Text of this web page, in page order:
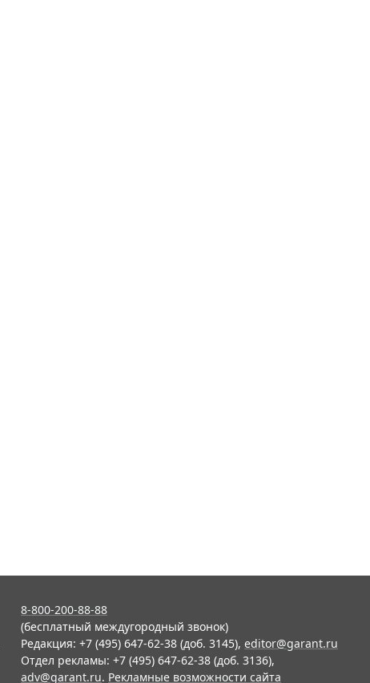
8-800-200-88-88
(бесплатный междугородный звонок)
Редакция: +7 (495) 647-62-38 (доб. 3145), editor@garant.ru
Отдел рекламы: +7 (495) 647-62-38 (доб. 3136),
adv@garant.ru. Рекламные возможности сайта